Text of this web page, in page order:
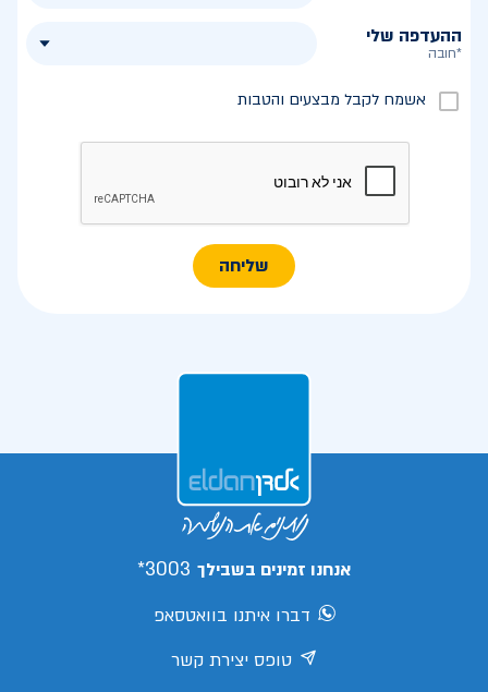
ההעדפה שלי
*חובה
אשמח לקבל מבצעים והטבות
שליחה
אנחנו זמינים בשבילך 3003*
דברו איתנו בוואטסאפ
טופס יצירת קשר